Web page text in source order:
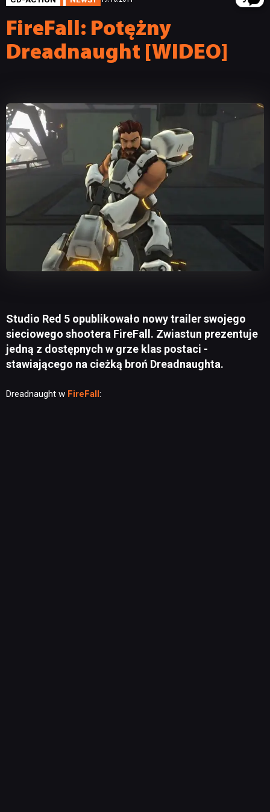
FireFall: Potężny
Dreadnaught [WIDEO]
Studio Red 5 opublikowało nowy trailer swojego
sieciowego shootera FireFall. Zwiastun prezentuje
jedną z dostępnych w grze klas postaci -
stawiającego na cieżką broń Dreadnaughta.
Dreadnaught w FireFall: